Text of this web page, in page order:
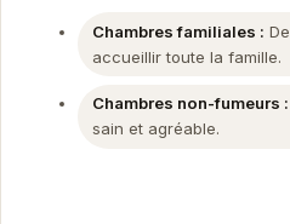
Chambres familiales :
accueillir toute la famille.
Chambres non-fumeurs :
sain et agréable.